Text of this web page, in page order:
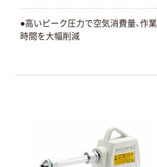
●高いピーク圧力で空気消費量、作業
時間を大幅削減
プライス
ファーストレイ